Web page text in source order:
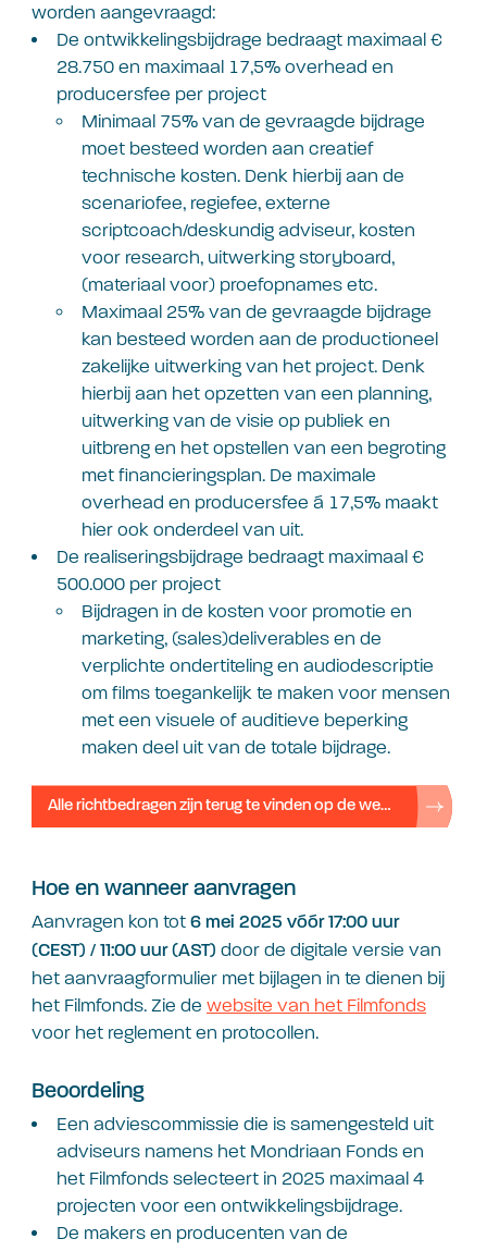
worden aangevraagd:
De ontwikkelingsbijdrage bedraagt maximaal €
28.750 en maximaal 17,5% overhead en
producersfee per project
Minimaal 75% van de gevraagde bijdrage
moet besteed worden aan creatief
technische kosten. Denk hierbij aan de
scenariofee, regiefee, externe
scriptcoach/deskundig adviseur, kosten
voor research, uitwerking storyboard,
(materiaal voor) proefopnames etc.
Maximaal 25% van de gevraagde bijdrage
kan besteed worden aan de productioneel
zakelijke uitwerking van het project. Denk
hierbij aan het opzetten van een planning,
uitwerking van de visie op publiek en
uitbreng en het opstellen van een begroting
met financieringsplan. De maximale
overhead en producersfee á 17,5% maakt
hier ook onderdeel van uit.
De realiseringsbijdrage bedraagt maximaal €
500.000 per project
Bijdragen in de kosten voor promotie en
marketing, (sales)deliverables en de
verplichte ondertiteling en audiodescriptie
om films toegankelijk te maken voor mensen
met een visuele of auditieve beperking
maken deel uit van de totale bijdrage.
Alle richtbedragen zijn terug te vinden op de website van het Filmfonds
Hoe en wanneer aanvragen
Aanvragen kon tot 6 mei 2025 vóór 17:00 uur
(CEST) / 11:00 uur (AST) door de digitale versie van
het aanvraagformulier met bijlagen in te dienen bij
het Filmfonds. Zie de website van het Filmfonds
voor het reglement en protocollen.
Beoordeling
Een adviescommissie die is samengesteld uit
adviseurs namens het Mondriaan Fonds en
het Filmfonds selecteert in 2025 maximaal 4
projecten voor een ontwikkelingsbijdrage.
De makers en producenten van de